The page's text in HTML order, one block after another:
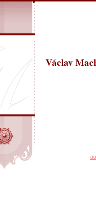
Václav